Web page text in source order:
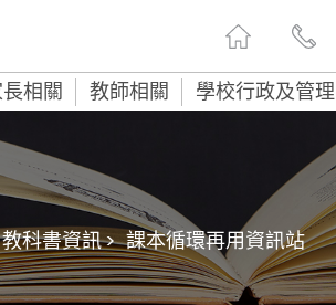
相關 教師相關 學校行政及管理
教科書資訊 > 課本循環再用資訊站